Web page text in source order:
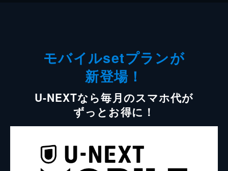
モバイルsetプランが
新登場！
U-NEXTなら毎月のスマホ代が
ずっとお得に！